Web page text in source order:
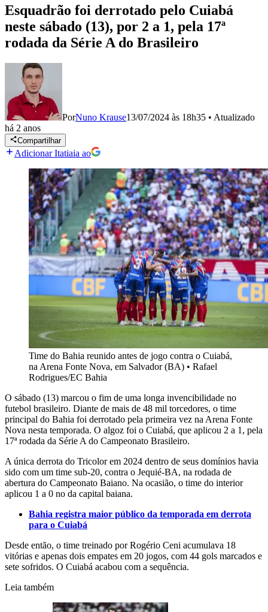
Esquadrão foi derrotado pelo Cuiabá
neste sábado (13), por 2 a 1, pela 17ª
rodada da Série A do Brasileiro
PorNuno Krause13/07/2024 às 18h35 • Atualizado
há 2 anos
Compartilhar
Adicionar Itatiaia ao
Time do Bahia reunido antes de jogo contra o Cuiabá,
na Arena Fonte Nova, em Salvador (BA) • Rafael
Rodrigues/EC Bahia
O sábado (13) marcou o fim de uma longa invencibilidade no
futebol brasileiro. Diante de mais de 48 mil torcedores, o time
principal do Bahia foi derrotado pela primeira vez na Arena Fonte
Nova nesta temporada. O algoz foi o Cuiabá, que aplicou 2 a 1, pela
17ª rodada da Série A do Campeonato Brasileiro.
A única derrota do Tricolor em 2024 dentro de seus domínios havia
sido com um time sub-20, contra o Jequié-BA, na rodada de
abertura do Campeonato Baiano. Na ocasião, o time do interior
aplicou 1 a 0 no da capital baiana.
Bahia registra maior público da temporada em derrota
para o Cuiabá
Desde então, o time treinado por Rogério Ceni acumulava 18
vitórias e apenas dois empates em 20 jogos, com 44 gols marcados e
sete sofridos. O Cuiabá acabou com a sequência.
Leia também